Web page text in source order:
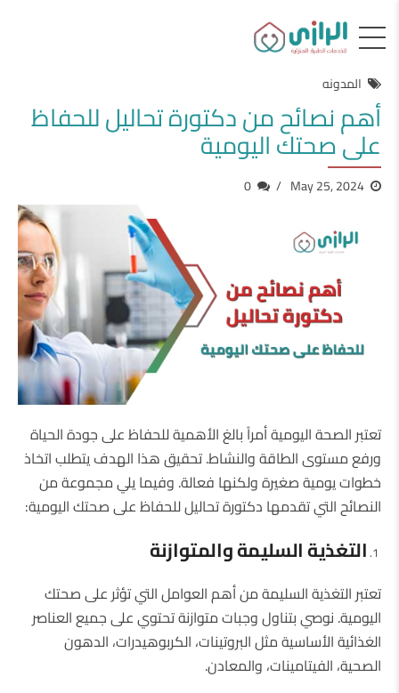
المدونه
أهم نصائح من دكتورة تحاليل للحفاظ
على صحتك اليومية
May 25, 2024
0
تعتبر الصحة اليومية أمراً بالغ الأهمية للحفاظ على جودة الحياة
ورفع مستوى الطاقة والنشاط. تحقيق هذا الهدف يتطلب اتخاذ
خطوات يومية صغيرة ولكنها فعالة. وفيما يلي مجموعة من
النصائح التي تقدمها دكتورة تحاليل للحفاظ على صحتك اليومية:
التغذية السليمة والمتوازنة
تعتبر التغذية السليمة من أهم العوامل التي تؤثر على صحتك
اليومية. نوصي بتناول وجبات متوازنة تحتوي على جميع العناصر
الغذائية الأساسية مثل البروتينات، الكربوهيدرات، الدهون
الصحية، الفيتامينات، والمعادن.